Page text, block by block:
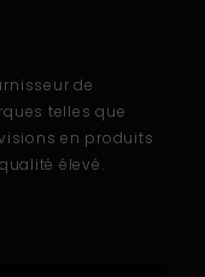
de
telles que
en produits
élevé.